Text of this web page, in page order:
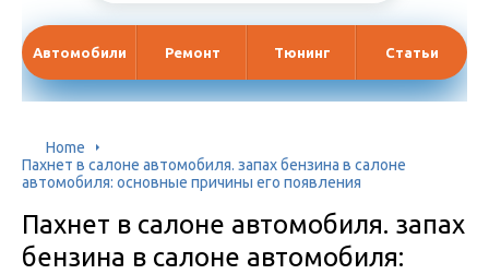
Автомобили Ремонт Тюнинг Статьи
Home
Пахнет в салоне автомобиля. запах бензина в салоне
автомобиля: основные причины его появления
Пахнет в салоне автомобиля. запах
бензина в салоне автомобиля: